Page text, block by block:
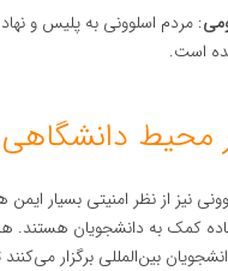
: مردم اسلوونی به پلیس و
است.
محیط دانشگاهی
نیز از نظر امنیتی بسیار
کمک به دانشجویان هستند.
بین‌المللی برگزار